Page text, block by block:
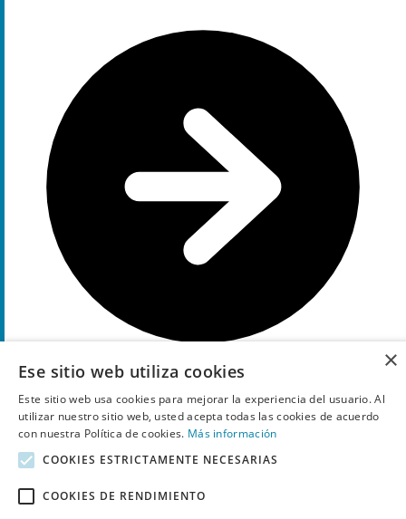
Muestra el código L50
Cosladafon Códigos descuento y ofertas más populares
Descuento
30€
Descuento directo de -30€
×
Ese sitio web utiliza cookies
Este sitio web usa cookies para mejorar la experiencia del usuario. Al
utilizar nuestro sitio web, usted acepta todas las cookies de acuerdo
con nuestra Política de cookies. Más información
COOKIES ESTRICTAMENTE NECESARIAS
COOKIES DE RENDIMIENTO